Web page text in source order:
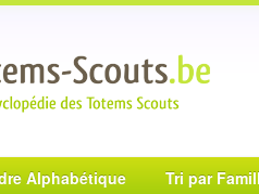
Alphabétique Tri par